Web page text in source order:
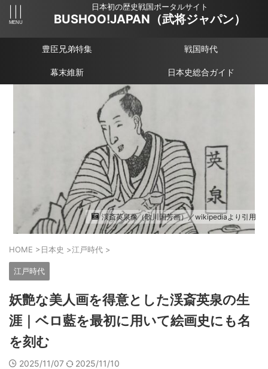
日本初の歴史戦国ポータルサイト
BUSHOO!JAPAN（武将ジャパン）
豊臣兄弟特集 戦国時代
幕末維新 日本史総合ガイド
渓斎英泉像（歌川国芳画）／wikipediaより引用
HOME >日本史 >江戸時代 >
江戸時代
妖艶な美人画を得意とした渓斎英泉の生
涯｜ベロ藍を最初に用いて絵画史にも名
を刻む
2025/11/07 2025/11/10